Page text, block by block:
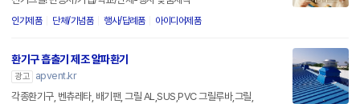
인기제품 단체/기념품 행사/답례품 아이디어제품
환기구 흡출기 제조 알파환기
광고
apvent.kr
각종환기구, 벤츄레타, 배기팬, 그릴 AL,SUS,PVC 그릴루바,그릴,